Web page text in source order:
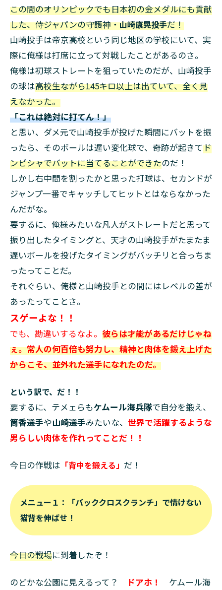
この間のオリンピックでも日本初の金メダルにも貢献
した、侍ジャパンの守護神・山崎康晃投手だ！
山崎投手は帝京高校という同じ地区の学校にいて、実
際に俺様は打席に立って対戦したことがあるのさ。
俺様は初球ストレートを狙っていたのだが、山崎投手
の球は高校生ながら145キロ以上は出ていて、全く見
えなかった。
「これは絶対に打てん！」
と思い、ダメ元で山崎投手が投げた瞬間にバットを振
ったら、そのボールは遅い変化球で、奇跡が起きてド
ンピシャでバットに当てることができたのだ！
しかし右中間を割ったかと思った打球は、セカンドが
ジャンプ一番でキャッチしてヒットとはならなかった
んだがな。
要するに、俺様みたいな凡人がストレートだと思って
振り出したタイミングと、天才の山崎投手がたまたま
遅いボールを投げたタイミングがバッチリと合っちま
ったってことだ。
それぐらい、俺様と山崎投手との間にはレベルの差が
あったってことさ。
スゲーよな！！
でも、勘違いするなよ。 彼らは才能があるだけじゃね
ぇ。常人の何百倍も努力し、精神と肉体を鍛え上げた
からこそ、並外れた選手になれたのだ。
という訳で、だ！！
要するに、テメェらもケムール海兵隊で自分を鍛え、
筒香選手や山崎選手みたいな、 世界で活躍するような
男らしい肉体を作れってことだ！！
今日の作戦は 「背中を鍛える」 だ！
メニュー１：「バッククロスクランチ」で情けない
猫背を伸ばせ！
今日の戦場に到着したぞ！
のどかな公園に見えるって？ ドアホ！
ケムール海